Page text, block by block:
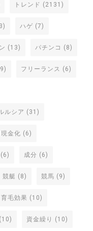
トレンド (2131)
ハゲ (7)
(13) パチンコ (8)
フリーランス (6)
ルシア (31)
金化 (6)
(6) 成分 (6)
競艇 (8) 競馬 (9)
育毛効果 (10)
(10) 資金繰り (10)